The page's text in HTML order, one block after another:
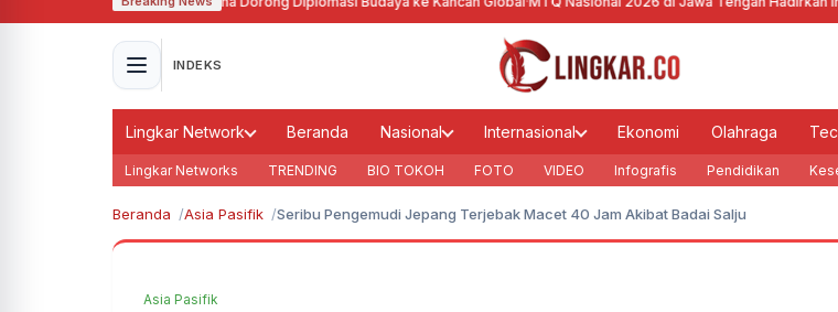
INDEKS
Lingkar Network Beranda Nasional Internasional Ekonomi Olahraga
Lingkar Networks TRENDING BIO TOKOH FOTO VIDEO Infografis Pendidikan
Beranda Asia Pasifik Seribu Pengemudi Jepang Terjebak Macet 40 Jam Akibat Badai Salju
Asia Pasifik